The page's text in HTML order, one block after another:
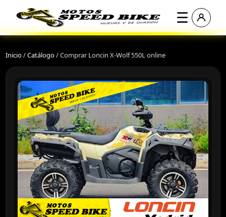
☰
Inicio/Catálogo/Comprar Loncin X-Wolf 550L online